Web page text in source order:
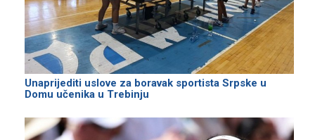
Unaprijediti uslove za boravak sportista Srpske u
Domu učenika u Trebinju